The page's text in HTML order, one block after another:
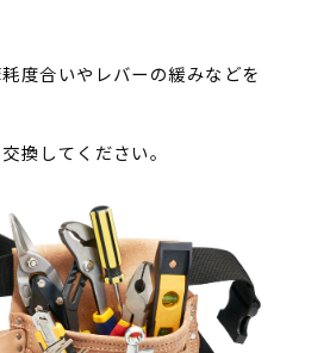
度合いやレバーの緩みなどを
換してください。